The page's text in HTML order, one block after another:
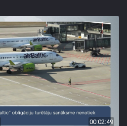
00:02:49